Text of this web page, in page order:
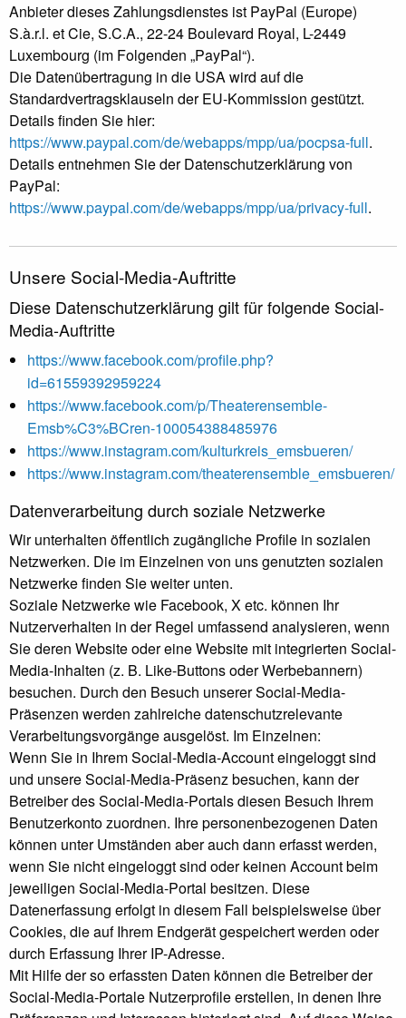
Anbieter dieses Zahlungsdienstes ist PayPal (Europe)
S.à.r.l. et Cie, S.C.A., 22-24 Boulevard Royal, L-2449
Luxembourg (im Folgenden „PayPal“).
Die Datenübertragung in die USA wird auf die
Standardvertragsklauseln der EU-Kommission gestützt.
Details finden Sie hier:
https://www.paypal.com/de/webapps/mpp/ua/pocpsa-full.
Details entnehmen Sie der Datenschutzerklärung von
PayPal:
https://www.paypal.com/de/webapps/mpp/ua/privacy-full.
Unsere Social-Media-Auftritte
Diese Datenschutzerklärung gilt für folgende Social-
Media-Auftritte
https://www.facebook.com/profile.php?
id=61559392959224
https://www.facebook.com/p/Theaterensemble-
Emsb%C3%BCren-100054388485976
https://www.instagram.com/kulturkreis_emsbueren/
https://www.instagram.com/theaterensemble_emsbueren/
Datenverarbeitung durch soziale Netzwerke
Wir unterhalten öffentlich zugängliche Profile in sozialen
Netzwerken. Die im Einzelnen von uns genutzten sozialen
Netzwerke finden Sie weiter unten.
Soziale Netzwerke wie Facebook, X etc. können Ihr
Nutzerverhalten in der Regel umfassend analysieren, wenn
Sie deren Website oder eine Website mit integrierten Social-
Media-Inhalten (z. B. Like-Buttons oder Werbebannern)
besuchen. Durch den Besuch unserer Social-Media-
Präsenzen werden zahlreiche datenschutzrelevante
Verarbeitungsvorgänge ausgelöst. Im Einzelnen:
Wenn Sie in Ihrem Social-Media-Account eingeloggt sind
und unsere Social-Media-Präsenz besuchen, kann der
Betreiber des Social-Media-Portals diesen Besuch Ihrem
Benutzerkonto zuordnen. Ihre personenbezogenen Daten
können unter Umständen aber auch dann erfasst werden,
wenn Sie nicht eingeloggt sind oder keinen Account beim
jeweiligen Social-Media-Portal besitzen. Diese
Datenerfassung erfolgt in diesem Fall beispielsweise über
Cookies, die auf Ihrem Endgerät gespeichert werden oder
durch Erfassung Ihrer IP-Adresse.
Mit Hilfe der so erfassten Daten können die Betreiber der
Social-Media-Portale Nutzerprofile erstellen, in denen Ihre